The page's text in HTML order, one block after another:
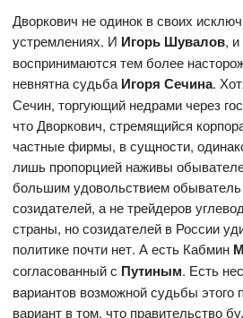
Дворкович не одинок в своих
устремлениях. И Игорь Шувалов,
воспринимаются тем более
невнятна судьбаИгоря Сечина.
Сечин, торгующий недрами через
что Дворкович, стремящийся
частные фирмы, в сущности,
лишь пропорцией наживы
большим удовольствием
созидателей, а не трейдеров
страны, но созидателей в России
политике почти нет. А есть Кабмин
согласованный с Путиным. Есть
вариантов возможной судьбы этого
вариант в том, что правительство